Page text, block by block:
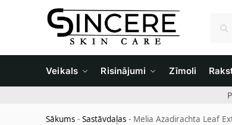
Veikals Risinājumi Zīmoli
Sākums - Sastāvdaļas - Melia Azadirachta Leaf